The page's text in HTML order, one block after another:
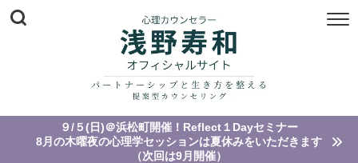
９/５(日)＠浜松町開催！Reflect１Dayセミナー
8月の木曜夜の心理学セッションは夏休みをいただきます
（次回は9月開催）